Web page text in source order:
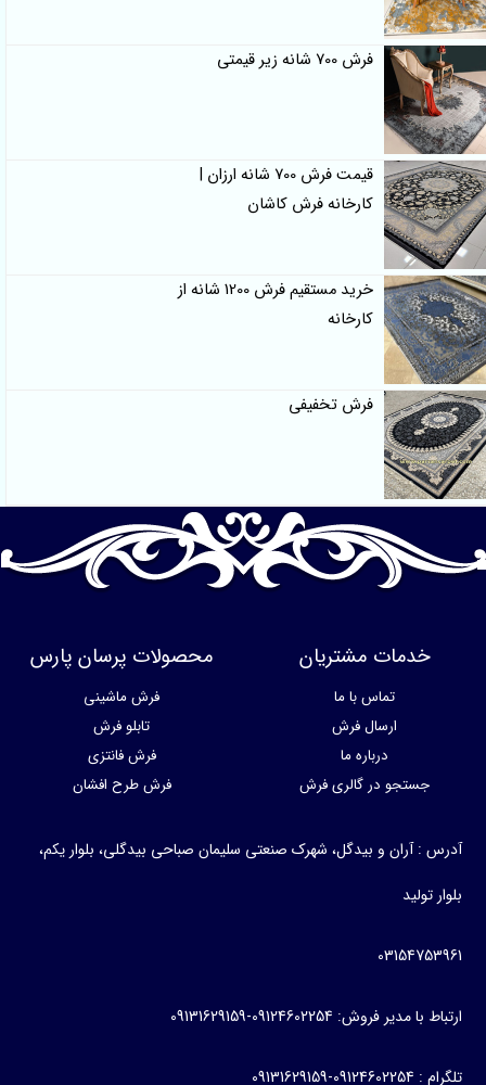
فرش 700 شانه زیر قیمتی
قیمت فرش 700 شانه ارزان |
کارخانه فرش کاشان
خرید مستقیم فرش 1200 شانه از
کارخانه
فرش تخفیفی
خدمات مشتریان
تماس با ما
ارسال فرش
درباره ما
جستجو در گالری فرش
محصولات پرسان پارس
فرش ماشینی
تابلو فرش
فرش فانتزی
فرش طرح افشان
آدرس : آران و بیدگل، شهرک صنعتی سلیمان صباحی بیدگلی، بلوار یکم،
بلوار تولید
03154753961
ارتباط با مدیر فروش: 09124602254-09131629159
تلگرام : 09124602254-09131629159